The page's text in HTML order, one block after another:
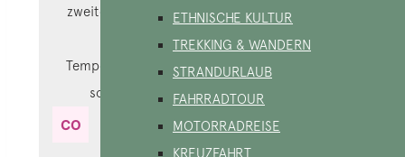
ETHNISCHE KULTUR
TREKKING & WANDERN
STRANDURLAUB
FAHRRADTOUR
MOTORRADREISE
KREUZFAHRT
zweiten Woche stabil, und das Gästezimmer
war sympathisch, nicht an diesen
Temperaturtyp angepasst Merci à Tram pour
son accompagnement etson écoute